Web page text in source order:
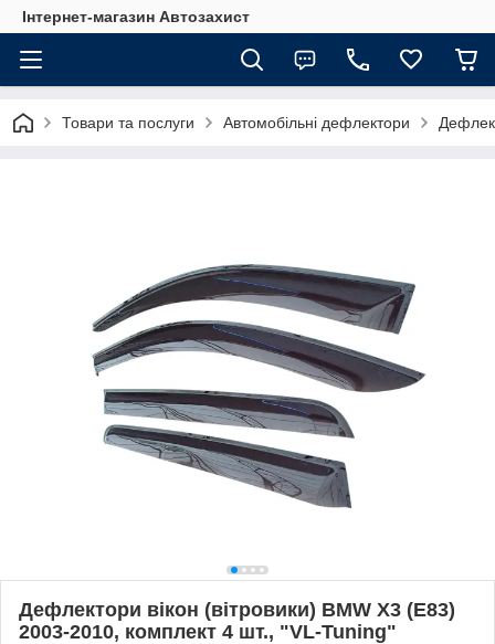
Інтернет-магазин Автозахист
Товари та послуги Автомобільні дефлектори
Дефлектори вікон (вітровики) BMW X3 (E83)
2003-2010, комплект 4 шт., "VL-Tuning"